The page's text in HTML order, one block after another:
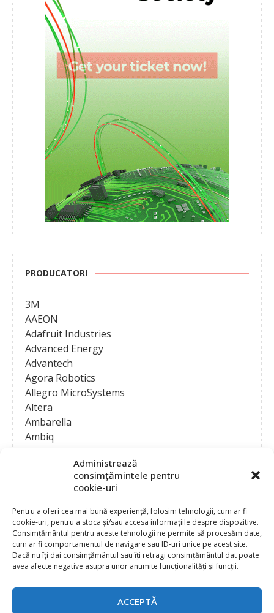
Administrează
consimțămintele pentru
cookie-uri
Pentru a oferi cea mai bună experiență, folosim tehnologii, cum ar fi
cookie-uri, pentru a stoca și/sau accesa informațiile despre dispozitive.
Consimțământul pentru aceste tehnologii ne permite să procesăm date,
cum ar fi comportamentul de navigare sau ID-uri unice pe acest site.
Dacă nu îți dai consimțământul sau îți retragi consimțământul dat poate
avea afecte negative asupra unor anumite funcționalități și funcții.
ACCEPTĂ
PRODUCATORI
3M
AAEON
Adafruit Industries
Advanced Energy
Advantech
Agora Robotics
Allegro MicroSystems
Altera
Ambarella
Ambiq
Analog Devices
Anritsu Corporation
Ansys
APS
Arduino
Arm
Asentics